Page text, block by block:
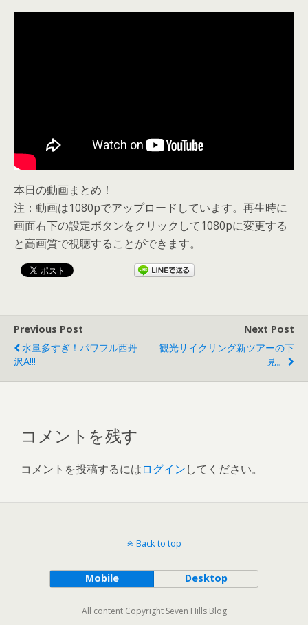
本日の動画まとめ！
注：動画は1080pでアップロードしています。再生時に
画面右下の設定ボタンをクリックして1080pに変更する
と高画質で視聴することができます。
Previous Post
水量多すぎ！パワフル西丹
沢A!!!
Next Post
観光サイクリング新ツアーの下
見。
コメントを残す
コメントを投稿するにはログインしてください。
Back to top
Mobile Desktop
All content Copyright Seven Hills Blog